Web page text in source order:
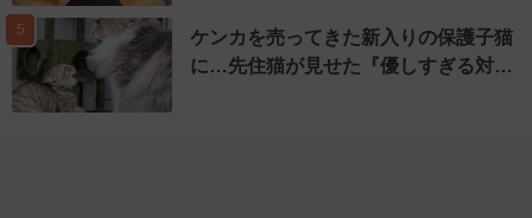
5
ケンカを売ってきた新入りの保護子猫
に…先住猫が見せた『優しすぎる対…